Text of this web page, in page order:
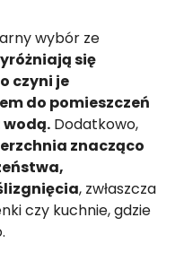
wybór ze
się
czyni je
do pomieszczeń
Dodatkowo,
znacząco
, zwłaszcza
czy kuchnie, gdzie